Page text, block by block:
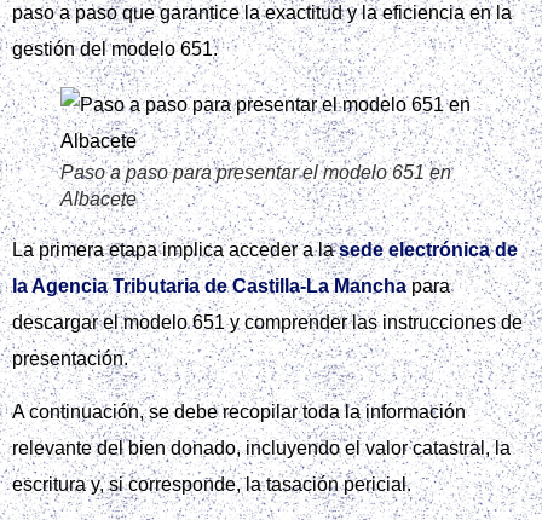
paso a paso que garantice la exactitud y la eficiencia en la
gestión del modelo 651.
Paso a paso para presentar el modelo 651 en
Albacete
La primera etapa implica acceder a lasede electrónica de
la Agencia Tributaria de Castilla-La Manchapara
descargar el modelo 651 y comprender las instrucciones de
presentación.
A continuación, se debe recopilar toda la información
relevante del bien donado, incluyendo el valor catastral, la
escritura y, si corresponde, la tasación pericial.